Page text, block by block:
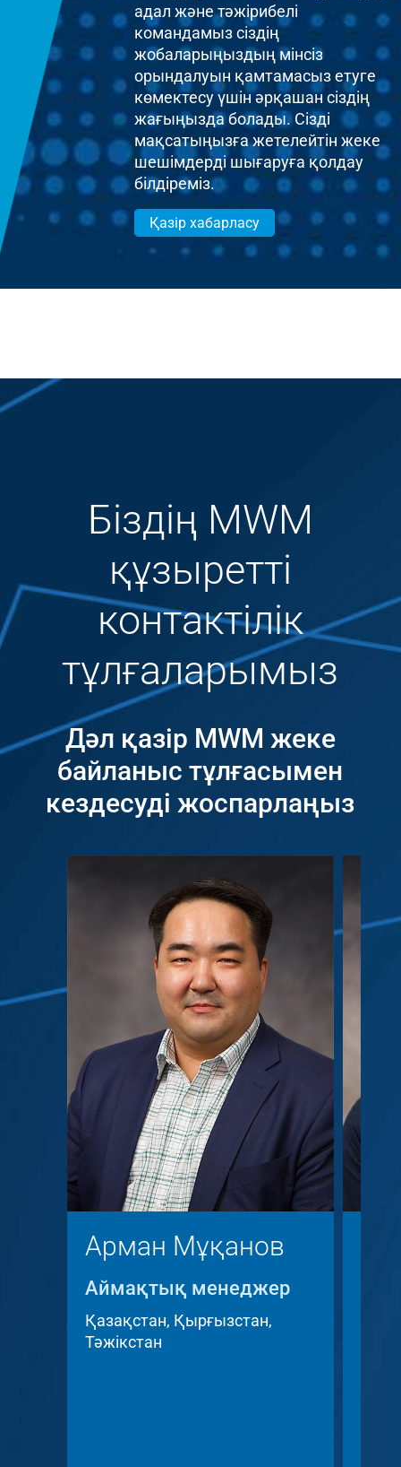
адал және тәжірибелі
командамыз сіздің
жобаларыңыздың мінсіз
орындалуын қамтамасыз етуге
көмектесу үшін әрқашан сіздің
жағыңызда болады. Сізді
мақсатыңызға жетелейтін жеке
шешімдерді шығаруға қолдау
білдіреміз.
Қазір хабарласу
Біздің MWM
құзыретті
контактілік
тұлғаларымыз
Дәл қазір MWM жеке
байланыс тұлғасымен
кездесуді жоспарлаңыз
Арман Мұқанов
Аймақтық менеджер
Қазақстан, Қырғызстан,
Тәжікстан